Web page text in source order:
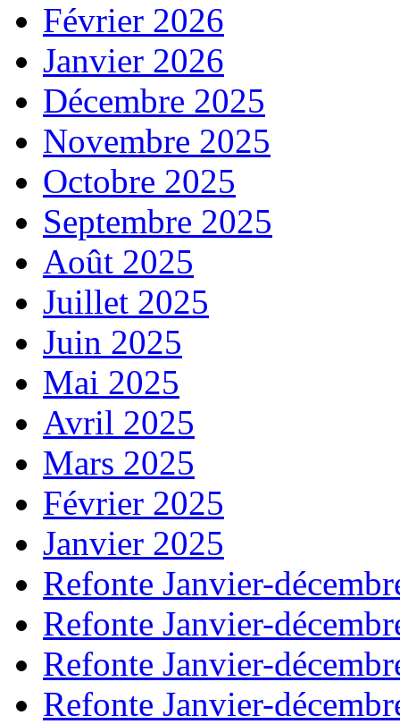
Février 2026
Janvier 2026
Décembre 2025
Novembre 2025
Octobre 2025
Septembre 2025
Août 2025
Juillet 2025
Juin 2025
Mai 2025
Avril 2025
Mars 2025
Février 2025
Janvier 2025
Refonte Janvier-
Refonte Janvier-
Refonte Janvier-
Refonte Janvier-